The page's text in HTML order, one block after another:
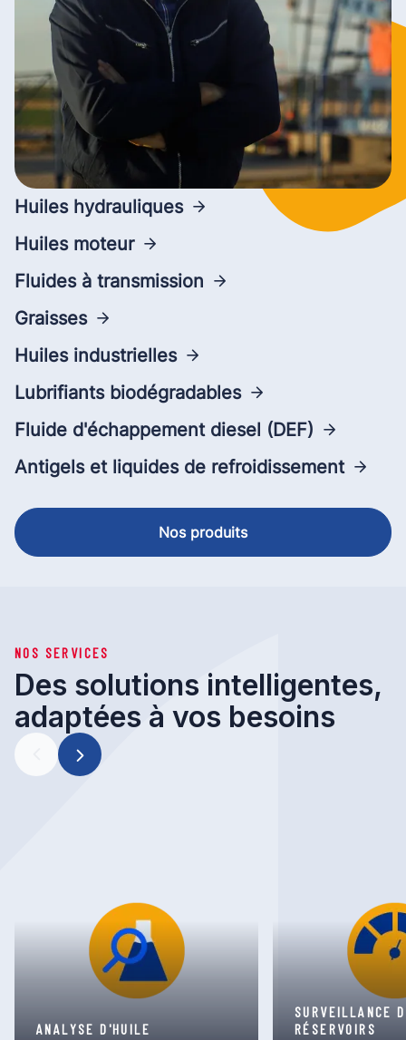
Huiles hydrauliques
Huiles moteur
Fluides à transmission
Graisses
Huiles industrielles
Lubrifiants biodégradables
Fluide d'échappement diesel (DEF)
Antigels et liquides de refroidissement
Nos produits
NOS SERVICES
Des solutions intelligentes,
adaptées à vos besoins
ANALYSE D'HUILE
SURVEILLANCE
RÉSERVOIRS